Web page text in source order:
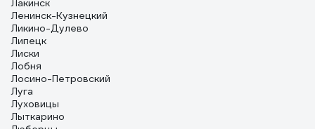
Лакинск
Ленинск-Кузнецкий
Ликино-Дулево
Липецк
Лиски
Лобня
Лосино-Петровский
Луга
Луховицы
Лыткарино